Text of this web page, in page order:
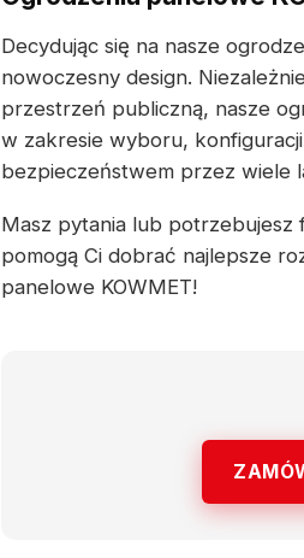
Decydując się na nasze
nowoczesny design.
przestrzeń publiczną, nasze
w zakresie wyboru,
bezpieczeństwem przez wiele
Masz pytania lub potrzebujesz
pomogą Ci dobrać najlepsze
panelowe KOWMET!